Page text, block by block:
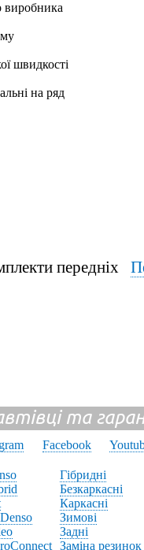
виробника
швидкості
на ряд
передніх
та
Facebook
Гібридні
Безкаркасні
Каркасні
Зимові
Задні
Заміна резинок